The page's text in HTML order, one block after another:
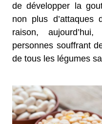
de développer la
non plus
raison,
personnes souffrant
de tous les légumes